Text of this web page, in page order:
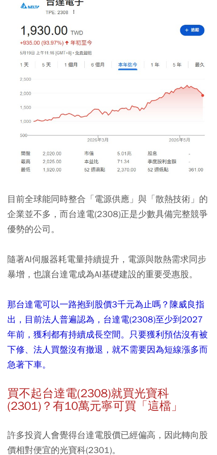
目前全球能同時整合「電源供應」與「散熱技術」的
企業並不多，而台達電(2308)正是少數具備完整競爭
優勢的公司。
隨著AI伺服器耗電量持續提升，電源與散熱需求同步
暴增，也讓台達電成為AI基礎建設的重要受惠股。
那台達電可以一路抱到股價3千元為止嗎？陳威良指
出，目前法人普遍認為，台達電(2308)至少到2027
年前，獲利都有持續成長空間。只要獲利預估沒有被
下修、法人買盤沒有撤退，就不需要因為短線漲多而
急著下車。
買不起台達電(2308)就買光寶科
(2301)？有10萬元寧可買「這檔」
許多投資人會覺得台達電股價已經偏高，因此轉向股
價相對便宜的光寶科(2301)。